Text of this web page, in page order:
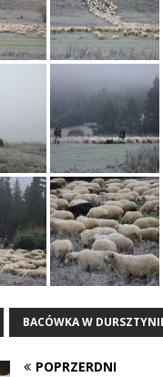
BACÓWKA W
POPRZERDNI